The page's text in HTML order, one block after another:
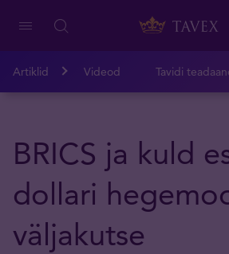
Artiklid Videod Tavidi
BRICS ja kuld
dollari
väljakutse